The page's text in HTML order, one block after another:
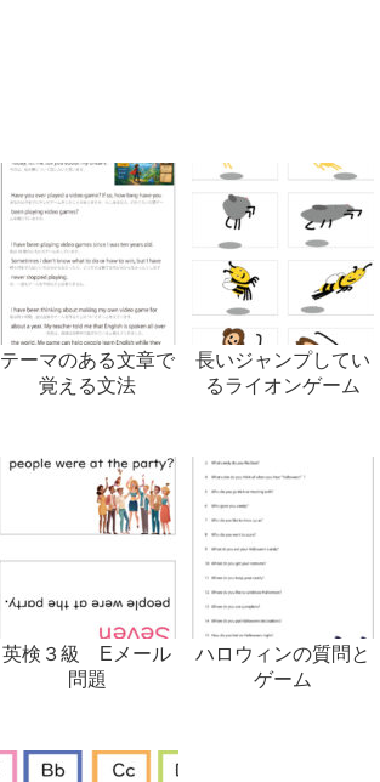
テーマのある文章で
覚える文法
長いジャンプしてい
るライオンゲーム
英検３級 Eメール
問題
ハロウィンの質問と
ゲーム